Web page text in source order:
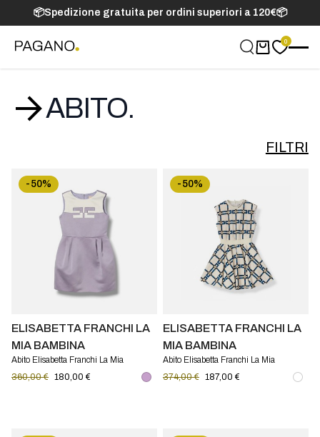
📦Spedizione gratuita per ordini superiori a 120€📦
0
ABITO.
FILTRI
-50%
ELISABETTA FRANCHI LA
MIA BAMBINA
Abito Elisabetta Franchi La Mia
Bambina in crêpe
360,00 € 180,00 €
-50%
ELISABETTA FRANCHI LA
MIA BAMBINA
Abito Elisabetta Franchi La Mia
Bambina in jersey stampato
374,00 € 187,00 €